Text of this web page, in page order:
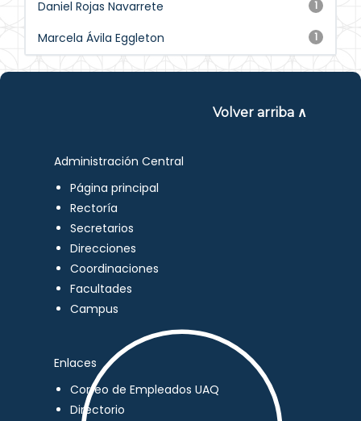
1
Daniel Rojas Navarrete
1
Marcela Ávila Eggleton
Volver arriba ∧
Administración Central
Página principal
Rectoría
Secretarios
Direcciones
Coordinaciones
Facultades
Campus
Enlaces
Correo de Empleados UAQ
Directorio